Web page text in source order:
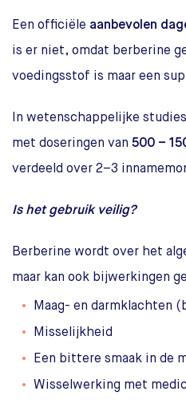
Een officiële aanbevolen
is er niet, omdat berberine
voedingsstof is maar een
In wetenschappelijke
met doseringen van 500 –
verdeeld over 2–3
Is het gebruik veilig?
Berberine wordt over het
maar kan ook bijwerkingen
Maag- en darmklachten
Misselijkheid
Een bittere smaak in de
Wisselwerking met